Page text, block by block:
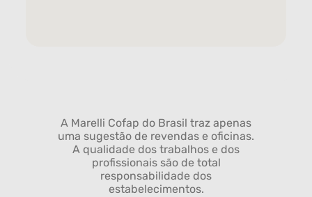
A Marelli Cofap do Brasil traz apenas
uma sugestão de revendas e oficinas.
A qualidade dos trabalhos e dos
profissionais são de total
responsabilidade dos
estabelecimentos.